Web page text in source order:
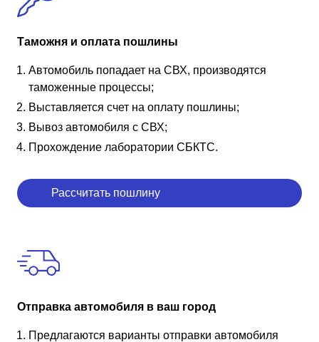
Таможня и оплата пошлины
Автомобиль попадает на СВХ, производятся
таможенные процессы;
Выставляется счет на оплату пошлины;
Вывоз автомобиля с СВХ;
Прохождение лаборатории СБКТС.
Рассчитать пошлину
Отправка автомобиля в ваш город
Предлагаются варианты отправки автомобиля